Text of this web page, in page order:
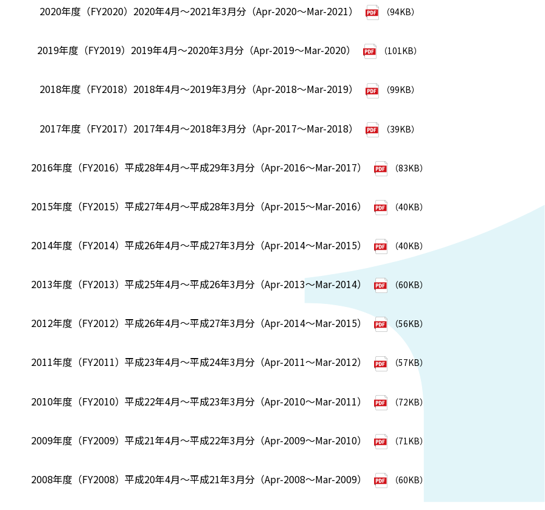
2020年度（FY2020） 2020年4月～2021年3月分（Apr-2020～Mar-2021） （94KB）
2019年度（FY2019） 2019年4月～2020年3月分（Apr-2019～Mar-2020） （101KB）
2018年度（FY2018） 2018年4月～2019年3月分（Apr-2018～Mar-2019） （99KB）
2017年度（FY2017） 2017年4月～2018年3月分（Apr-2017～Mar-2018） （39KB）
2016年度（FY2016）平成28年4月～平成29年3月分（Apr-2016～Mar-2017） （83KB）
2015年度（FY2015）平成27年4月～平成28年3月分（Apr-2015～Mar-2016） （40KB）
2014年度（FY2014）平成26年4月～平成27年3月分（Apr-2014～Mar-2015） （40KB）
2013年度（FY2013）平成25年4月～平成26年3月分（Apr-2013～Mar-2014） （60KB）
2012年度（FY2012）平成26年4月～平成27年3月分（Apr-2014～Mar-2015） （56KB）
2011年度（FY2011）平成23年4月～平成24年3月分（Apr-2011～Mar-2012） （57KB）
2010年度（FY2010）平成22年4月～平成23年3月分（Apr-2010～Mar-2011） （72KB）
2009年度（FY2009）平成21年4月～平成22年3月分（Apr-2009～Mar-2010） （71KB）
2008年度（FY2008）平成20年4月～平成21年3月分（Apr-2008～Mar-2009） （60KB）